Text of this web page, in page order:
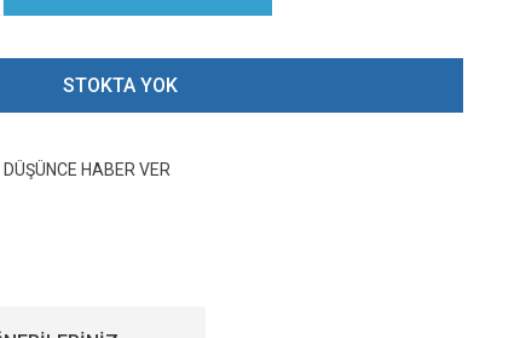
STOKTA YOK
DÜŞÜNCE HABER VER